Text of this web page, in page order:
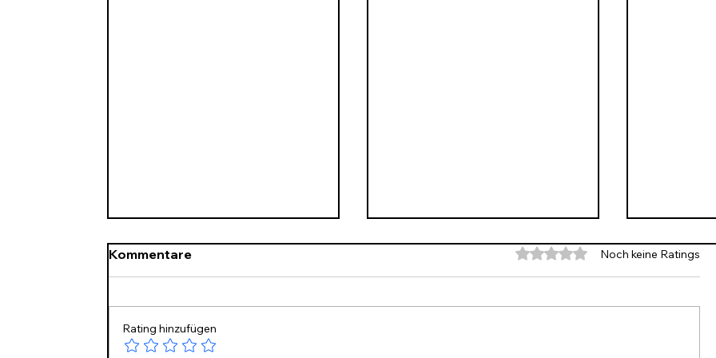
Rundschreiben 231
Kommentare Mit 0 von 5 Sternen bewertet.
Noch keine Ratings
Rating hinzufügen